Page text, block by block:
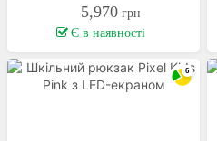
5,970 грн
Є в наявності